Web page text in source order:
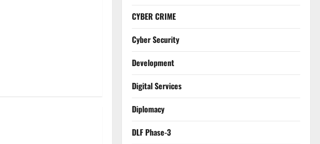
CYBER CRIME
Cyber Security
Development
Digital Services
Diplomacy
DLF Phase-3